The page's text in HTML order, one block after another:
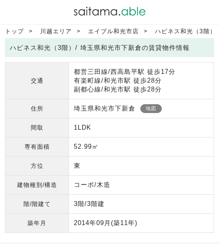
トップ 川越エリア エイブル和光市店 ハピネス和光（3階）
ハピネス和光（3階）/ 埼玉県和光市下新倉の賃貸物件情報
交通
都営三田線/西高島平駅 徒歩17分
有楽町線/和光市駅 徒歩28分
副都心線/和光市駅 徒歩28分
住所 埼玉県和光市下新倉 地図
間取 1LDK
専有面積 52.99㎡
方位 東
建物種別/構造 コーポ/木造
階/階建て 3階/3階建
築年月 2014年09月 (築11年)